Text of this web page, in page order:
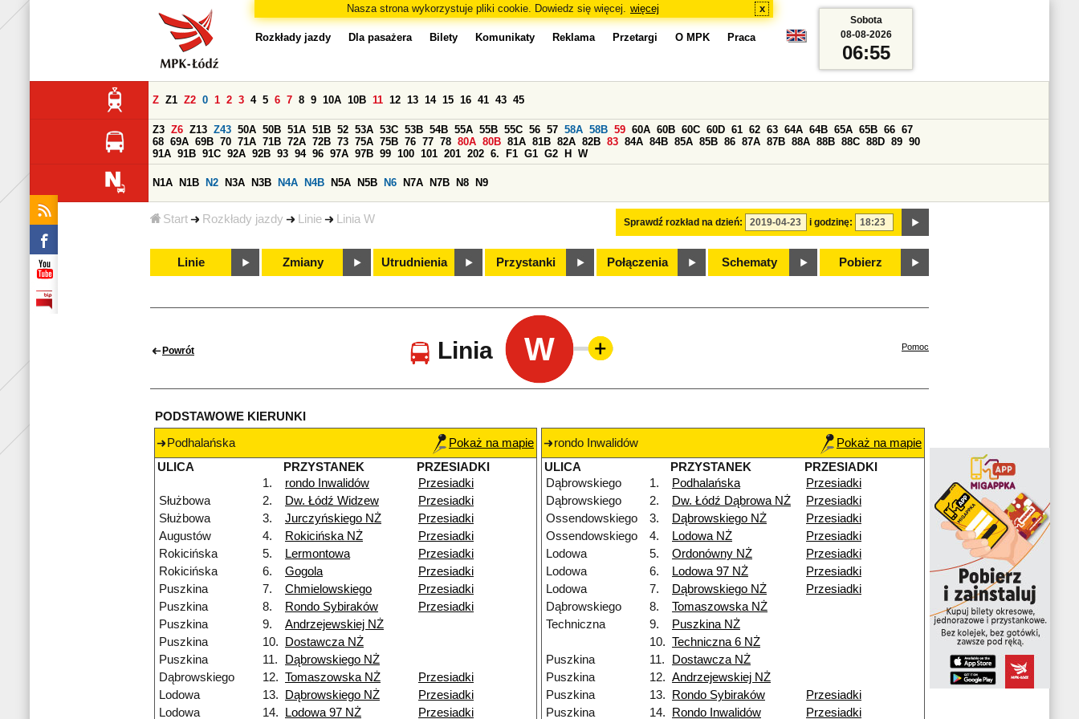
Nasza strona wykorzystuje pliki cookie. Dowiedz się więcej. więcej x
Start Rozkłady jazdy Linie Linia W
Rozkłady jazdy Dla pasażera Bilety Komunikaty Reklama Przetargi O MPK Praca
Sprawdź rozkład na dzień: i godzinę:
Z Z1 Z2 0 1 2 3 4 5 6 7 8 9 10A 10B 11 12 13 14 15 16 41 43 45
Z3 Z6 Z13 Z43 50A 50B 51A 51B 52 53A 53C 53B 54B 55A 55B 55C 56 57 58A 58B 59 60A 60B 60C 60D 61 62 63 64A 64B 65A 65B 66 67
68 69A 69B 70 71A 71B 72A 72B 73 75A 75B 76 77 78 80A 80B 81A 81B 82A 82B 83 84A 84B 85A 85B 86 87A 87B 88A 88B 88C 88D 89 90
91A 91B 91C 92A 92B 93 94 96 97A 97B 99 100 101 201 202 6. F1 G1 G2 H W
N1A N1B N2 N3A N3B N4A N4B N5A N5B N6 N7A N7B N8 N9
Linie Zmiany Utrudnienia Przystanki Połączenia Schematy Pobierz
Sobota
08-08-2026
06:55
Powrót Linia W Pomoc
PODSTAWOWE KIERUNKI
Podhalańska
Pokaż na mapie
ULICA
PRZYSTANEK
PRZESIADKI
1.
rondo Inwalidów
Przesiadki
Służbowa
2. Dw. Łódź Widzew
Przesiadki
Służbowa
3. Jurczyńskiego NŻ
Przesiadki
Augustów
4. Rokicińska NŻ
Przesiadki
Rokicińska
5. Lermontowa
Przesiadki
Rokicińska
6. Gogola
Przesiadki
Puszkina
7. Chmielowskiego
Przesiadki
Puszkina
8. Rondo Sybiraków
Przesiadki
Puszkina
9.
Andrzejewskiej NŻ
Puszkina
10.
Dostawcza NŻ
Puszkina
11.
Dąbrowskiego NŻ
Dąbrowskiego
12. Tomaszowska NŻ
Przesiadki
Lodowa
13. Dąbrowskiego NŻ
Przesiadki
Lodowa
14. Lodowa 97 NŻ Przesiadki
rondo Inwalidów
Pokaż na mapie
ULICA
PRZYSTANEK
PRZESIADKI
Dąbrowskiego
1. Podhalańska
Przesiadki
Dąbrowskiego
2. Dw. Łódź Dąbrowa NŻ
Przesiadki
Ossendowskiego
3. Dąbrowskiego NŻ
Przesiadki
Ossendowskiego
4. Lodowa NŻ
Przesiadki
Lodowa
5. Ordonówny NŻ
Przesiadki
Lodowa
6. Lodowa 97 NŻ
Przesiadki
Lodowa
7. Dąbrowskiego NŻ
Przesiadki
Dąbrowskiego
8.
Tomaszowska NŻ
Techniczna
9.
Puszkina NŻ
10. Techniczna 6 NŻ
Puszkina
11.
Dostawcza NŻ
Puszkina
12. Andrzejewskiej NŻ
Puszkina
13. Rondo Sybiraków
Przesiadki
Puszkina
14. Rondo Inwalidów Przesiadki